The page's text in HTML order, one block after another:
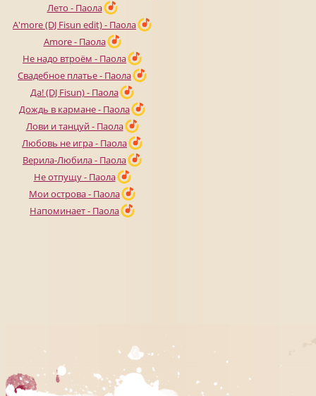
Лето - Паола
A'more (DJ Fisun edit) - Паола
Amore - Паола
Не надо втроём - Паола
Свадебное платье - Паола
Да! (DJ Fisun) - Паола
Дождь в кармане - Паола
Лови и танцуй - Паола
Любовь не игра - Паола
Верила-Любила - Паола
Не отпущу - Паола
Мои острова - Паола
Напоминает - Паола